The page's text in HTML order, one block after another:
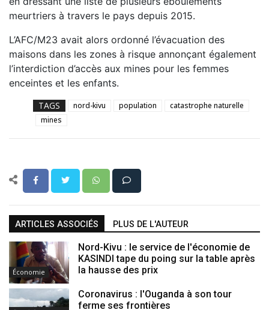
meurtriers à travers le pays depuis 2015.
L’AFC/M23 avait alors ordonné l’évacuation des
maisons dans les zones à risque annonçant également
l’interdiction d’accès aux mines pour les femmes
enceintes et les enfants.
TAGS nord-kivu population
catastrophe naturelle
mines
ARTICLES ASSOCIÉS PLUS DE L'AUTEUR
Économie
Nord-Kivu : le service de l'économie de
KASINDI tape du poing sur la table après
la hausse des prix
Coronavirus : l'Ouganda à son tour
ferme ses frontières